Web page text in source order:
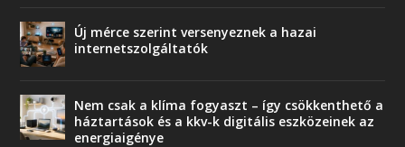
Új mérce szerint versenyeznek a hazai
internetszolgáltatók
Nem csak a klíma fogyaszt – így csökkenthető a
háztartások és a kkv-k digitális eszközeinek az
energiaigénye